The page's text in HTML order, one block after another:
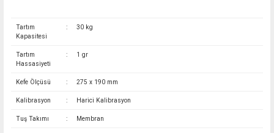
Tartım
Kapasitesi
: 30 kg
Tartım
Hassasiyeti
: 1 gr
Kefe Ölçüsü : 275 x 190 mm
Kalibrasyon : Harici Kalibrasyon
Tuş Takımı : Membran